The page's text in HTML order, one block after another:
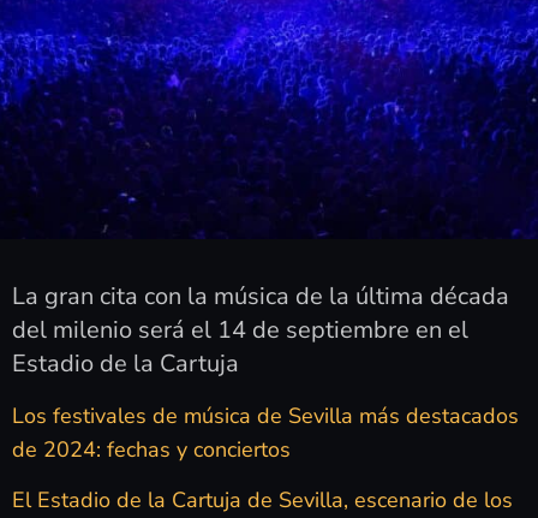
La gran cita con la música de la última década
del milenio será el 14 de septiembre en el
Estadio de la Cartuja
Los festivales de música de Sevilla más destacados
de 2024: fechas y conciertos
El Estadio de la Cartuja de Sevilla, escenario de los